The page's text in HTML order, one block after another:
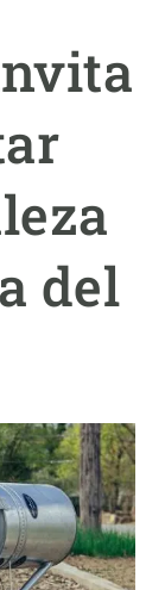
del